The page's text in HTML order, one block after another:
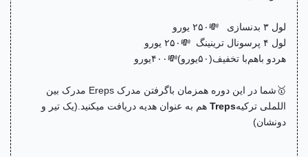
لول ۳ بدنسازی 💸۲۵۰ یورو
لول ۴ پرسونال ترینینگ 💸۲۵۰ یورو
هردو باهم‌با تخفیف(۵۰یورو)💸۴۰۰یورو
🥇شما در این دوره همزمان باگرفتن مدرک Ereps مدرک بین
اللملی ترکیهTreps هم به عنوان هدیه دریافت میکنید.(یک تیر و
دونشان)